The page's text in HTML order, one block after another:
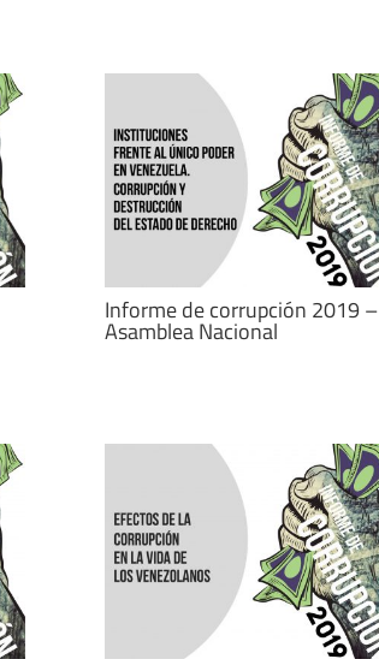
Informe de corrupción 2019 –
Asamblea Nacional